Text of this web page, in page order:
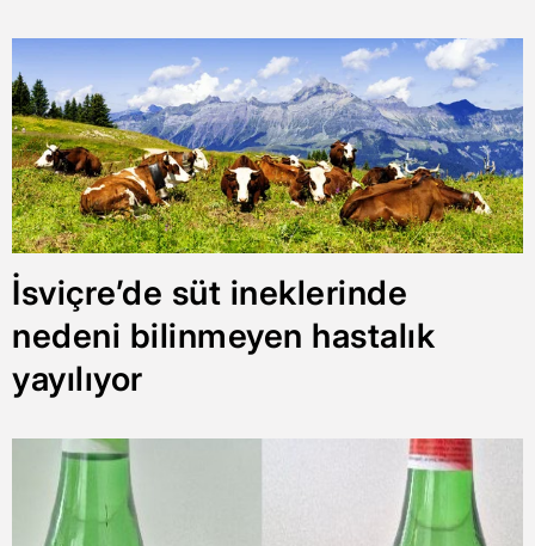
İsviçre’de süt ineklerinde
nedeni bilinmeyen hastalık
yayılıyor